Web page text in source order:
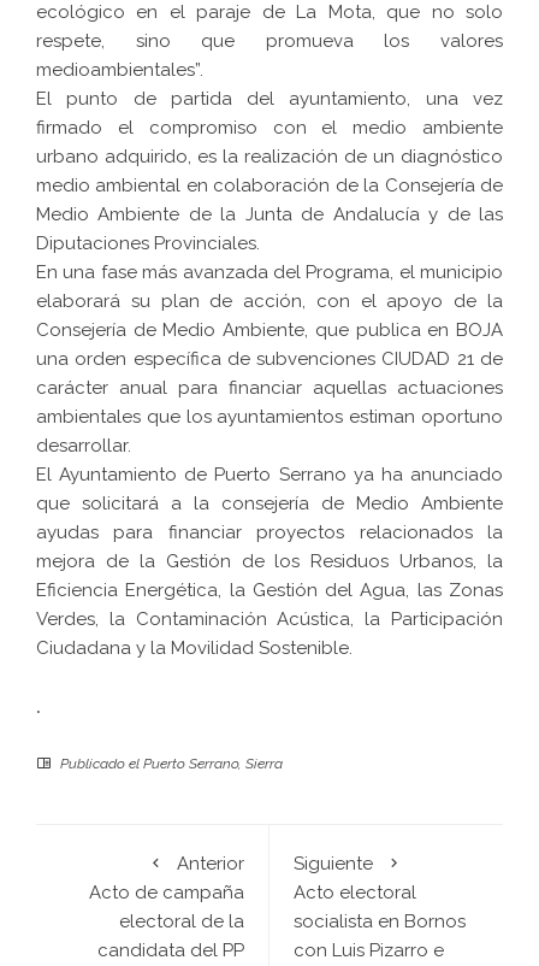
ecológico en el paraje de La Mota, que no solo
respete, sino que promueva los valores
medioambientales”.
El punto de partida del ayuntamiento, una vez
firmado el compromiso con el medio ambiente
urbano adquirido, es la realización de un diagnóstico
medio ambiental en colaboración de la Consejería de
Medio Ambiente de la Junta de Andalucía y de las
Diputaciones Provinciales.
En una fase más avanzada del Programa, el municipio
elaborará su plan de acción, con el apoyo de la
Consejería de Medio Ambiente, que publica en BOJA
una orden específica de subvenciones CIUDAD 21 de
carácter anual para financiar aquellas actuaciones
ambientales que los ayuntamientos estiman oportuno
desarrollar.
El Ayuntamiento de Puerto Serrano ya ha anunciado
que solicitará a la consejería de Medio Ambiente
ayudas para financiar proyectos relacionados la
mejora de la Gestión de los Residuos Urbanos, la
Eficiencia Energética, la Gestión del Agua, las Zonas
Verdes, la Contaminación Acústica, la Participación
Ciudadana y la Movilidad Sostenible.
.
Publicado el Puerto Serrano, Sierra
Anterior
Acto de campaña
electoral de la
candidata del PP
Siguiente
Acto electoral
socialista en Bornos
con Luis Pizarro e